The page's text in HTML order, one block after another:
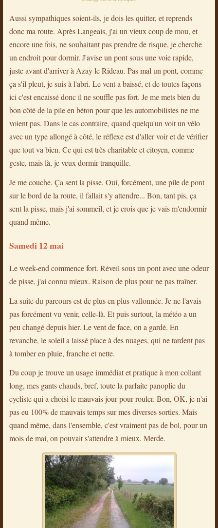
Aussi sympathiques soient-ils, je dois les quitter, et reprends
donc ma route. Après Langeais, j'ai un vieux coup de mou, et
encore une fois, ne souhaitant pas prendre de risque, je cherche
un endroit pour dormir. J'avise un pont sous une voie rapide,
juste avant d'arriver à Azay le Rideau. Pas mal un pont, comme
ça s'il pleut, je suis à l'abri. Le vent a baissé, et de toutes façons
ici c'est encaissé donc il ne souffle pas fort. Je me mets bien du
bon côté de la pile en béton pour que les automobilistes ne me
voient pas. Dans le cas contraire, quand quelqu'un voit un vélo
avec un type allongé à côté, le réflexe est d'aller voir et de vérifier
que tout va bien. Ce qui est très charitable et citoyen, comme
geste, mais là, je veux dormir tranquille.
Je me couche. Ça sent la pisse. Oui, forcément, une pile de pont
sur le bord de la route, il fallait s'y attendre... Bon, tant pis, ça
sent la pisse, mais j'ai sommeil, et je crois que je vais m'endormir
quand même.
Samedi 12 mai
Le week-end commence fort. Réveil sous un pont avec une odeur
de pisse, j'ai connu mieux. Raison de plus pour ne pas traîner.
La suite du parcours est de plus en plus vallonnée. Je ne l'avais
pas forcément vu venir, celle-là. Et puis surtout, la météo a un
peu changé depuis hier. Le vent de face, on a gardé. En
revanche, le soleil a laissé place à des nuages, qui ne tardent pas
à tomber en pluie, franche et nette.
Du coup je trouve un usage immédiat et pratique à mon collant
long, mes gants chauds, bref, toute la parfaite panoplie du
cycliste qui a choisi le mauvais jour pour rouler. Bon, OK, je n'ai
pas eu 100% de mauvais temps sur mes diverses sorties. Mais
quand même, dans l'ensemble, c'est vraiment pas de bol, pour un
mois de mai, on pouvait s'attendre à mieux. Merde.